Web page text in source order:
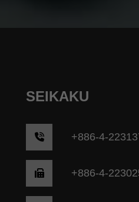
SEIKAKU
+886-4-
+886-4-